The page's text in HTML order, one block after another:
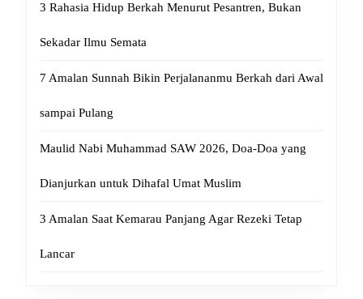
3 Rahasia Hidup Berkah Menurut Pesantren, Bukan
Sekadar Ilmu Semata
7 Amalan Sunnah Bikin Perjalananmu Berkah dari Awal
sampai Pulang
Maulid Nabi Muhammad SAW 2026, Doa-Doa yang
Dianjurkan untuk Dihafal Umat Muslim
3 Amalan Saat Kemarau Panjang Agar Rezeki Tetap
Lancar